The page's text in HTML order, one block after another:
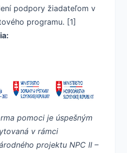
podpory žiadateľom v
programu. [1]
pomoci je úspešným
v rámci
projektu NPC II –